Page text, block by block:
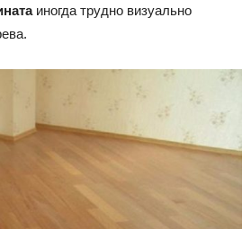
иногда трудно визуально